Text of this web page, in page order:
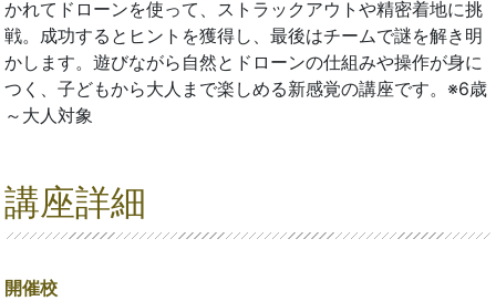
かれてドローンを使って、ストラックアウトや精密着地に挑
戦。成功するとヒントを獲得し、最後はチームで謎を解き明
かします。遊びながら自然とドローンの仕組みや操作が身に
つく、子どもから大人まで楽しめる新感覚の講座です。※6歳
～大人対象
講座詳細
開催校